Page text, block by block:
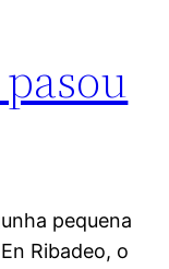
pequena
Ribadeo, o